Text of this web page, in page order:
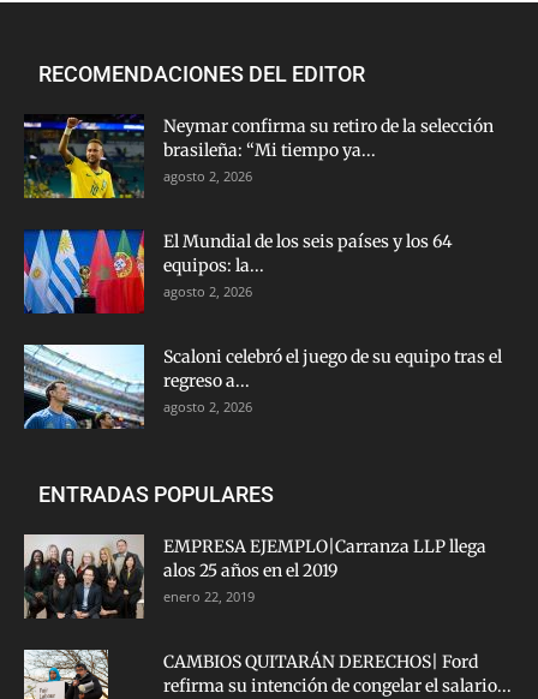
RECOMENDACIONES DEL EDITOR
Neymar confirma su retiro de la selección
brasileña: “Mi tiempo ya...
agosto 2, 2026
El Mundial de los seis países y los 64
equipos: la...
agosto 2, 2026
Scaloni celebró el juego de su equipo tras el
regreso a...
agosto 2, 2026
ENTRADAS POPULARES
EMPRESA EJEMPLO|Carranza LLP llega
alos 25 años en el 2019
enero 22, 2019
CAMBIOS QUITARÁN DERECHOS| Ford
refirma su intención de congelar el salario...